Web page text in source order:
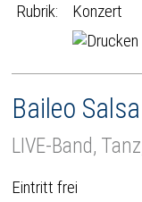
Rubrik:
Konzert
Baileo
LIVE-Band,
Eintritt frei